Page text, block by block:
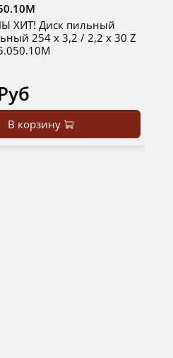
ХИТ! Диск пильный
254 х 3,2 / 2,2 х 30 Z
В корзину